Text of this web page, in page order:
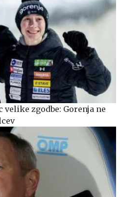
zgodbe: Gorenja ne